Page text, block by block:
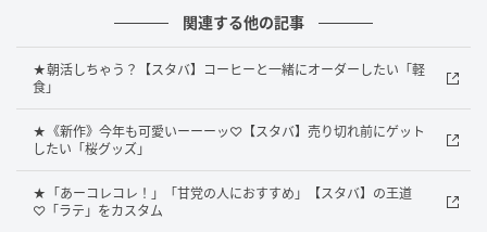
出典：Instagram
関連する他の記事
★朝活しちゃう？【スタバ】コーヒーと一緒にオーダーしたい「軽
食」
★《新作》今年も可愛いーーーッ♡【スタバ】売り切れ前にゲット
したい「桜グッズ」
★「あーコレコレ！」「甘党の人におすすめ」【スタバ】の王道
♡「ラテ」をカスタム